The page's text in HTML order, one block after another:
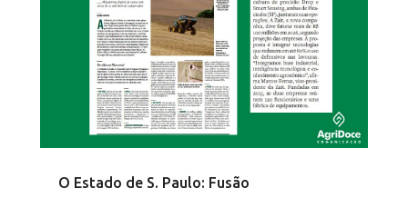
O Estado de S. Paulo: Fusão